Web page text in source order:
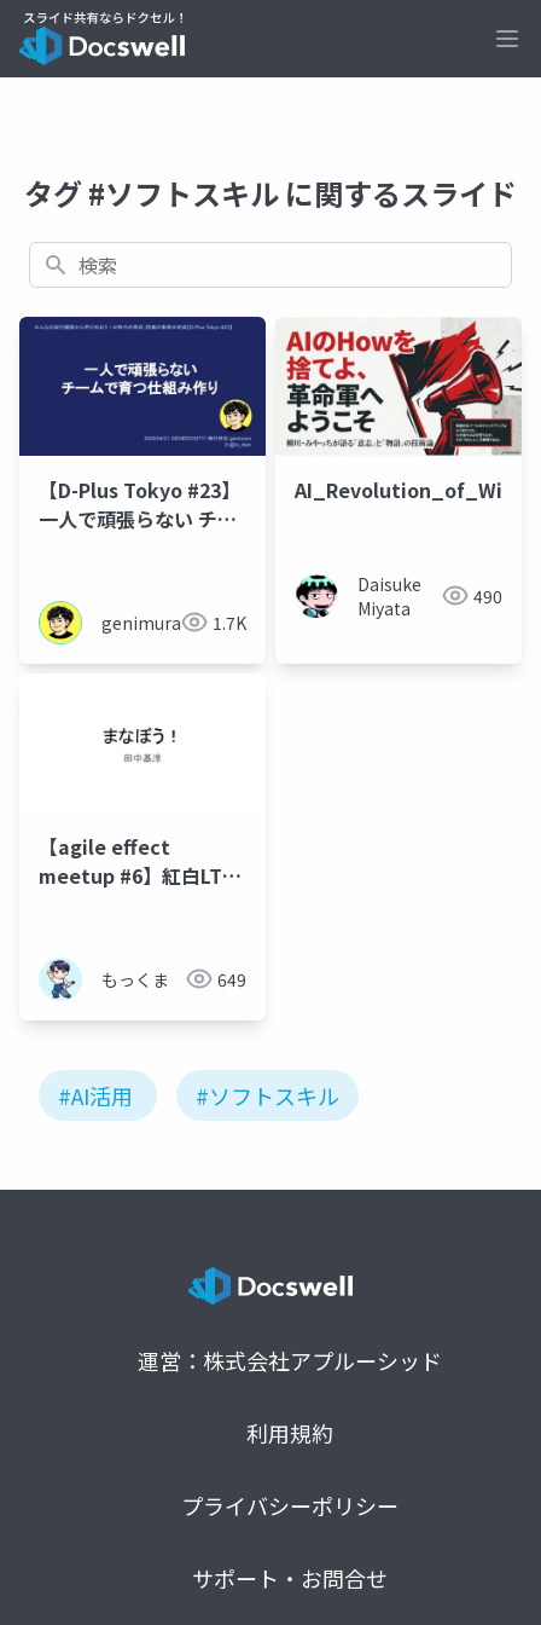
タグ #ソフトスキル に関するスライド
検索
【D-Plus Tokyo #23】
一人で頑張らない チー
genimura 1.7K
AI_Revolution_of_Will
Daisuke
Miyata
490
【agile effect
meetup #6】紅白LTセ
もっくま 649
#AI活用 #ソフトスキル
運営：株式会社アプルーシッド
利用規約
プライバシーポリシー
サポート・お問合せ